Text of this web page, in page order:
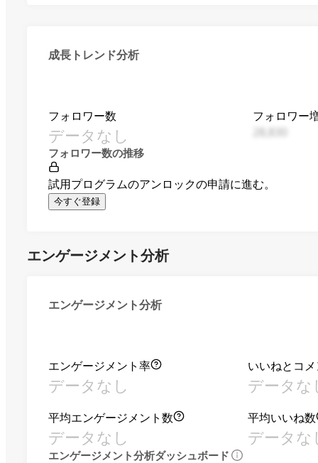
成長トレンド分析
フォロワー数
データなし
フォロワー
フォロワー数の推移
試用プログラムのアンロックの申請に進む。
今すぐ登録
エンゲージメント分析
エンゲージメント分析
エンゲージメント率
データなし
いいねとコ
データな
平均エンゲージメント数
データなし
平均いいね数
データな
エンゲージメント分析ダッシュボード